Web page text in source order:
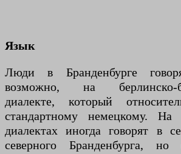
Язык
Люди в Бранденбурге
возможно, на берлинско-
диалекте, который
стандартному немецкому. На
диалектах иногда говорят в
северного Бранденбурга, но